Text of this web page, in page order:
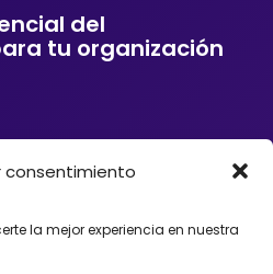
consentimiento
la mejor experiencia en nuestra
del
tu organización
quiere ofrecer a sus
ayudarte. Trabajamos con
desean incorporar el